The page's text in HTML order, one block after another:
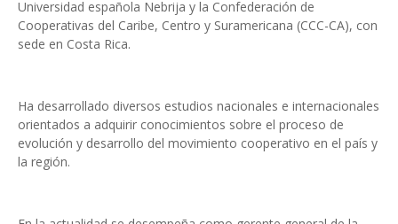
Universidad española Nebrija y la Confederación de
Cooperativas del Caribe, Centro y Suramericana (CCC-CA), con
sede en Costa Rica.
Ha desarrollado diversos estudios nacionales e internacionales
orientados a adquirir conocimientos sobre el proceso de
evolución y desarrollo del movimiento cooperativo en el país y
la región.